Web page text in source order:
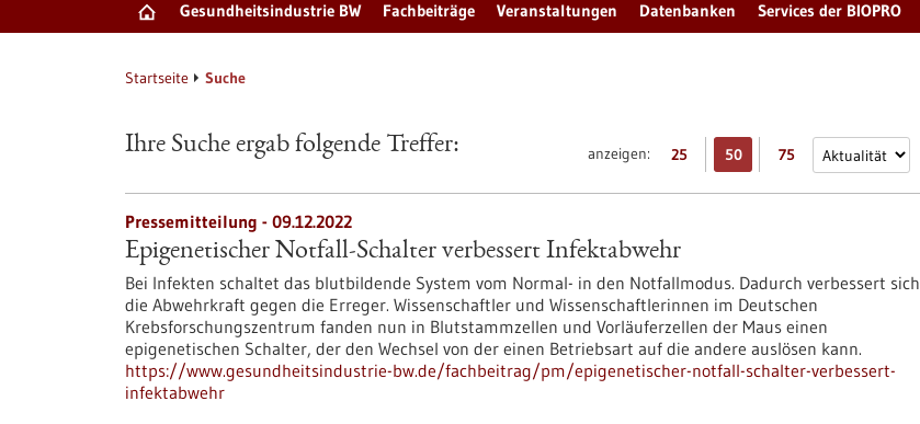
Gesundheitsindustrie BW Fachbeiträge Veranstaltungen Datenbanken Services der BIOPRO
Startseite Suche
anzeigen: 25 50 75
Ihre Suche ergab folgende Treffer:
Pressemitteilung - 09.12.2022
Epigenetischer Notfall-Schalter verbessert Infektabwehr
Bei Infekten schaltet das blutbildende System vom Normal- in den Notfallmodus. Dadurch verbessert sich
die Abwehrkraft gegen die Erreger. Wissenschaftler und Wissenschaftlerinnen im Deutschen
Krebsforschungszentrum fanden nun in Blutstammzellen und Vorläuferzellen der Maus einen
epigenetischen Schalter, der den Wechsel von der einen Betriebsart auf die andere auslösen kann.
https://www.gesundheitsindustrie-bw.de/fachbeitrag/pm/epigenetischer-notfall-schalter-verbessert-
infektabwehr